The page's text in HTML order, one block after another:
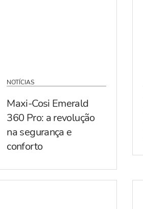
NOTÍCIAS
Maxi-Cosi Emerald
360 Pro: a revolução
na segurança e
conforto